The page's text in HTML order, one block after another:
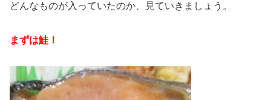
どんなものが入っていたのか、見ていきましょう。
まずは鮭！